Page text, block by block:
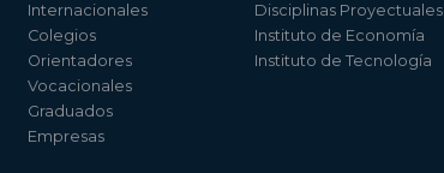
Internacionales
Colegios
Orientadores
Vocacionales
Graduados
Empresas
Disciplinas Proyectuales
Instituto de Economía
Instituto de Tecnología